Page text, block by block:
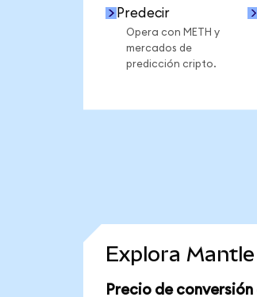
Predecir
Opera con METH y
mercados de
predicción cripto.
Explora
Precio de